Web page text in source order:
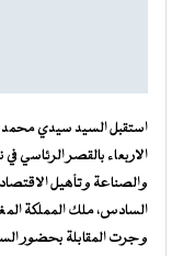
استقبل السيد سيدي محمد
الاربعاء بالقصر الرئاسي
والصناعة وتأهيل
السادس، ملك المملكة
وجرت المقابلة بحضور